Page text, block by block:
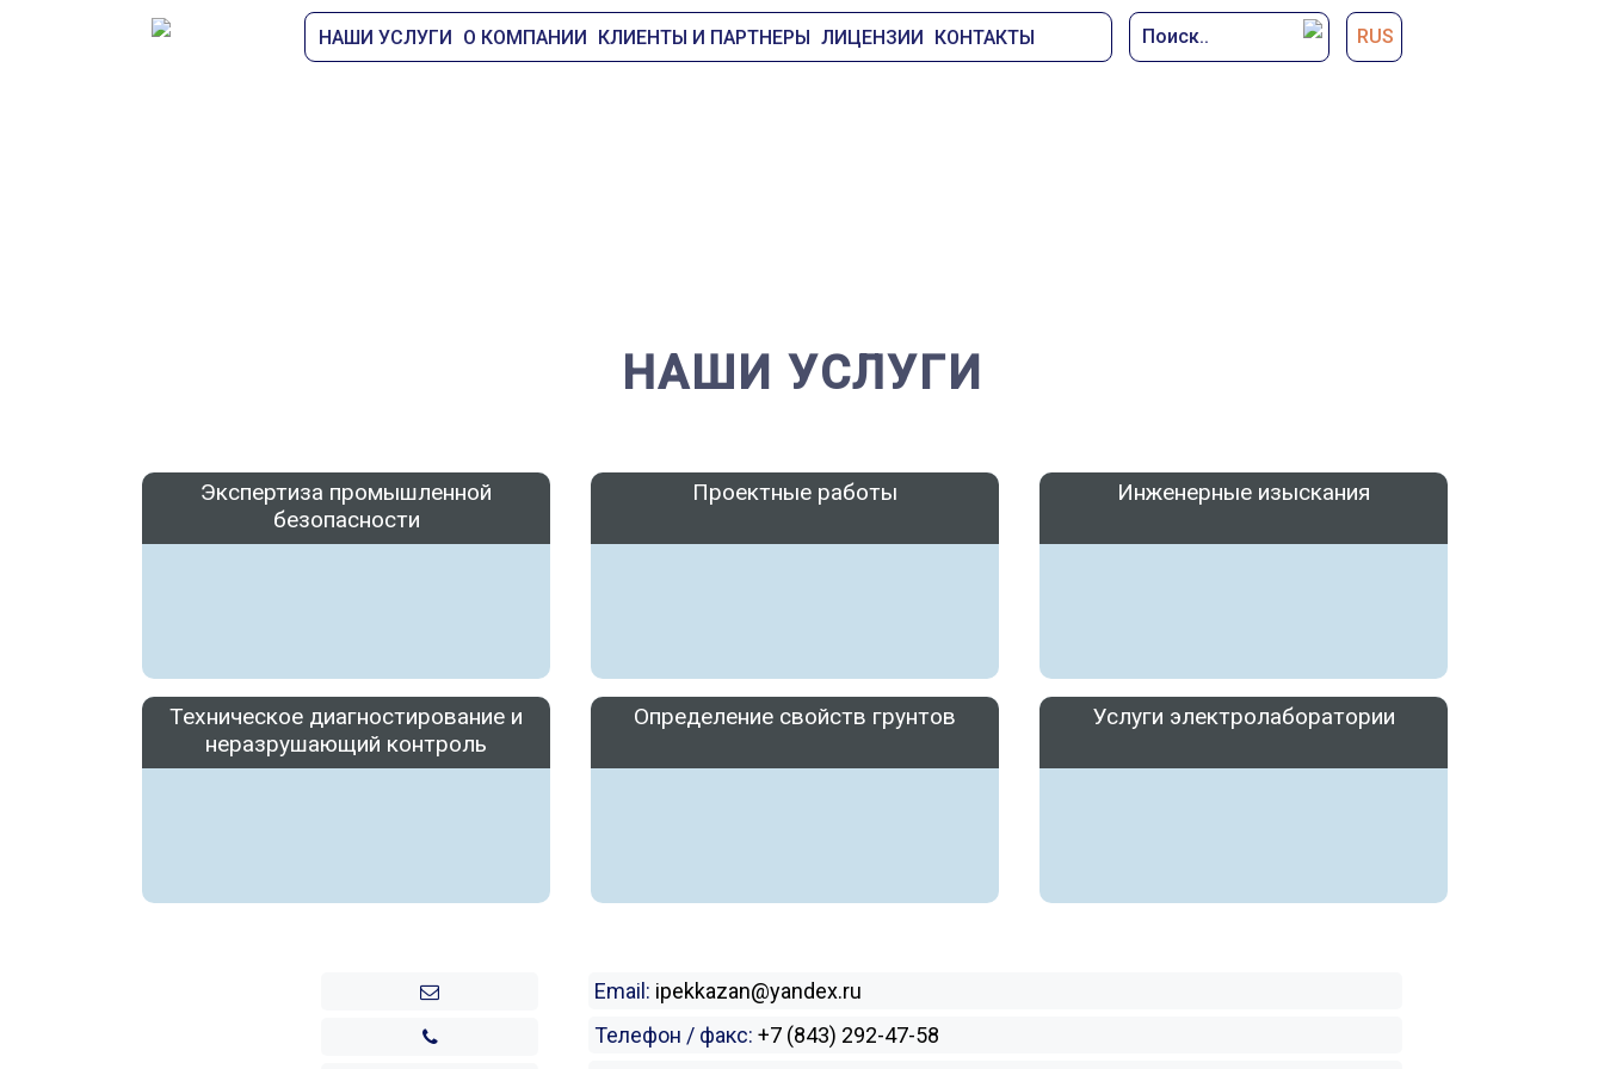
НАШИ УСЛУГИ О КОМПАНИИ КЛИЕНТЫ И ПАРТНЕРЫ ЛИЦЕНЗИИ КОНТАКТЫ Поиск.. RUS
НАШИ УСЛУГИ
Экспертиза промышленной
безопасности
Проектные работы Инженерные изыскания
Техническое диагностирование и
неразрушающий контроль
Определение свойств грунтов Услуги электролаборатории
Email: ipekkazan@yandex.ru
Телефон / факс: +7 (843) 292-47-58